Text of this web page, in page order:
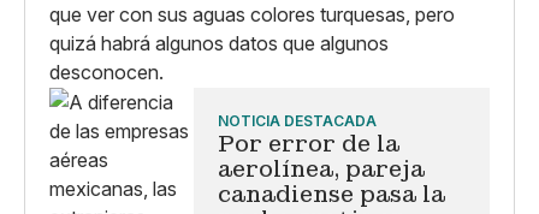
que ver con sus aguas colores turquesas, pero
quizá habrá algunos datos que algunos
desconocen.
NOTICIA DESTACADA
Por error de la
aerolínea, pareja
canadiense pasa la